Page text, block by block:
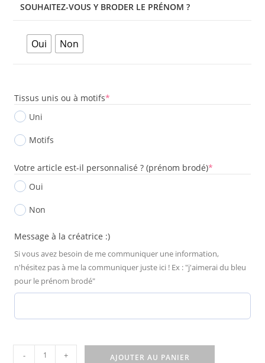
SOUHAITEZ-VOUS Y BRODER LE PRÉNOM ?
Oui Non
Tissus unis ou à motifs*
Uni
Motifs
Votre article est-il personnalisé ? (prénom brodé)*
Oui
Non
Message à la créatrice :)
Si vous avez besoin de me communiquer une information,
n'hésitez pas à me la communiquer juste ici ! Ex : "j'aimerai du bleu
pour le prénom brodé"
- + AJOUTER AU PANIER